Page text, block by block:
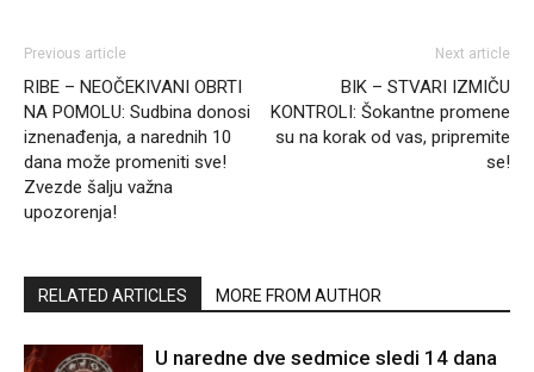
Previous article
RIBE – NEOČEKIVANI OBRTI
NA POMOLU: Sudbina donosi
iznenađenja, a narednih 10
dana može promeniti sve!
Zvezde šalju važna
upozorenja!
Next article
BIK – STVARI IZMIČU
KONTROLI: Šokantne promene
su na korak od vas, pripremite
se!
RELATED ARTICLES MORE FROM AUTHOR
U naredne dve sedmice sledi 14 dana